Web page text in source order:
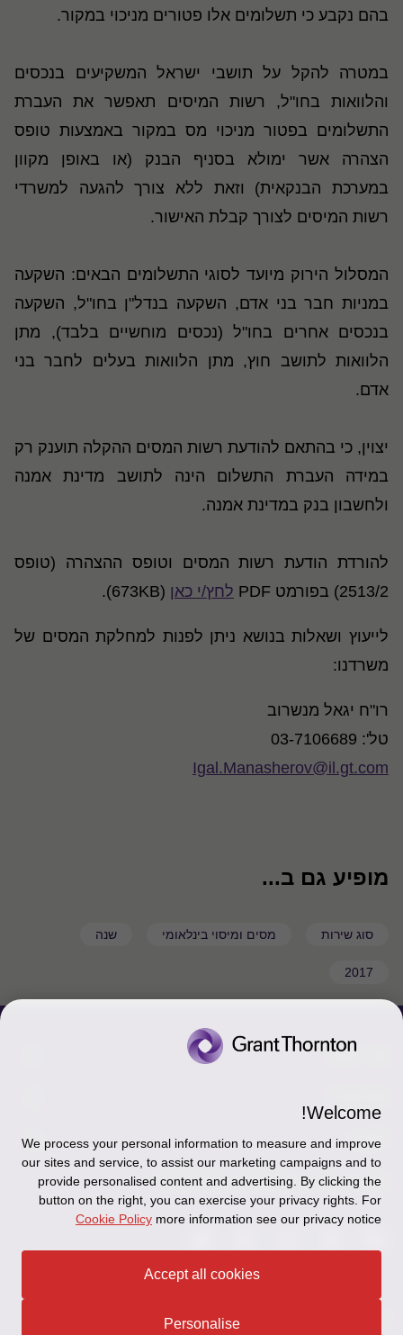
בהם נקבע כי תשלומים אלו פטורים מניכוי במקור.
במטרה להקל על תושבי ישראל המשקיעים בנכסים
והלוואות בחו"ל, רשות המיסים תאפשר את העברת
התשלומים בפטור מניכוי מס במקור באמצעות טופס
הצהרה אשר ימולא בסניף הבנק (או באופן מקוון
במערכת הבנקאית) וזאת ללא צורך להגעה למשרדי
רשות המיסים לצורך קבלת האישור.
המסלול הירוק מיועד לסוגי התשלומים הבאים: השקעה
במניות חבר בני אדם, השקעה בנדל"ן בחו"ל, השקעה
בנכסים אחרים בחו"ל (נכסים מוחשיים בלבד), מתן
הלוואות לתושב חוץ, מתן הלוואות בעלים לחבר בני
אדם.
יצוין, כי בהתאם להודעת רשות המסים ההקלה תוענק רק
במידה העברת התשלום הינה לתושב מדינת אמנה
ולחשבון בנק במדינת אמנה.
להורדת הודעת רשות המסים וטופס ההצהרה (טופס
2513/2) בפורמט PDF
לחץ/י כאן (673KB).
לייעוץ ושאלות בנושא ניתן לפנות למחלקת המסים של
משרדנו:
רו"ח יגאל מנשרוב
טל': 03-7106689
Igal.Manasherov@il.gt.com
מופיע גם ב...
סוג שירות מסים ומיסוי בינלאומי שנה
2017
צור קשר
כניסה לעובדים - דוא"ל
כניסה לעובדים - דוחות עבודה
אודותינו
זיכרון והנצחה
תקנון
מדיניות הפרטיות
Disclaimer
Ethics Hotline
עקבו אחרינו ברשתות החברתיות
Welcome!
We process your personal information to measure and improve
our sites and service, to assist our marketing campaigns and to
provide personalised content and advertising. By clicking the
button on the right, you can exercise your privacy rights. For
more information see our privacy notice
Cookie Policy
Accept all cookies
Personalise